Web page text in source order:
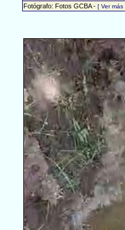
Fotógrafo: Fotos GCBA -[ Ver